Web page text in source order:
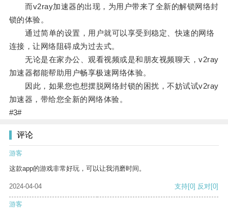
而v2ray加速器的出现，为用户带来了全新的解锁网络封
锁的体验。
通过简单的设置，用户就可以享受到稳定、快速的网络
连接，让网络阻碍成为过去式。
无论是在家办公、观看视频或是和朋友视频聊天，v2ray
加速器都能帮助用户畅享极速网络体验。
因此，如果您也想摆脱网络封锁的困扰，不妨试试v2ray
加速器，带给您全新的网络体验。
#3#
评论
游客
这款app的游戏非常好玩，可以让我消磨时间。
2024-04-04 支持[0] 反对[0]
游客